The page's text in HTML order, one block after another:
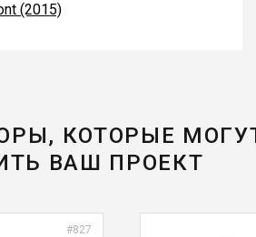
(2015)
КОТОРЫЕ
ВАШ ПРОЕКТ
#827